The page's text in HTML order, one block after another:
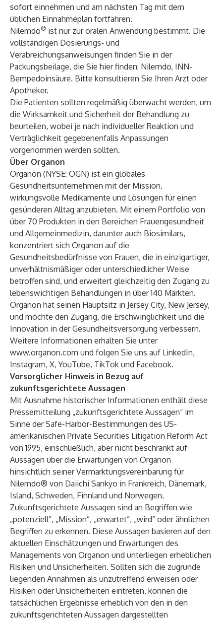
sofort einnehmen und am nächsten Tag mit dem
üblichen Einnahmeplan fortfahren.
Nilemdo® ist nur zur oralen Anwendung bestimmt. Die
vollständigen Dosierungs- und
Verabreichungsanweisungen finden Sie in der
Packungsbeilage, die Sie hier finden: Nilemdo, INN-
Bempedoinsäure. Bitte konsultieren Sie Ihren Arzt oder
Apotheker.
Die Patienten sollten regelmäßig überwacht werden, um
die Wirksamkeit und Sicherheit der Behandlung zu
beurteilen, wobei je nach individueller Reaktion und
Verträglichkeit gegebenenfalls Anpassungen
vorgenommen werden sollten.
Über Organon
Organon (NYSE: OGN) ist ein globales
Gesundheitsunternehmen mit der Mission,
wirkungsvolle Medikamente und Lösungen für einen
gesünderen Alltag anzubieten. Mit einem Portfolio von
über 70 Produkten in den Bereichen Frauengesundheit
und Allgemeinmedizin, darunter auch Biosimilars,
konzentriert sich Organon auf die
Gesundheitsbedürfnisse von Frauen, die in einzigartiger,
unverhältnismäßiger oder unterschiedlicher Weise
betroffen sind, und erweitert gleichzeitig den Zugang zu
lebenswichtigen Behandlungen in über 140 Märkten.
Organon hat seinen Hauptsitz in Jersey City, New Jersey,
und möchte den Zugang, die Erschwinglichkeit und die
Innovation in der Gesundheitsversorgung verbessern.
Weitere Informationen erhalten Sie unter
www.organon.com und folgen Sie uns auf LinkedIn,
Instagram, X, YouTube, TikTok und Facebook.
Vorsorglicher Hinweis in Bezug auf
zukunftsgerichtete Aussagen
Mit Ausnahme historischer Informationen enthält diese
Pressemitteilung „zukunftsgerichtete Aussagen“ im
Sinne der Safe-Harbor-Bestimmungen des US-
amerikanischen Private Securities Litigation Reform Act
von 1995, einschließlich, aber nicht beschränkt auf
Aussagen über die Erwartungen von Organon
hinsichtlich seiner Vermarktungsvereinbarung für
Nilemdo® von Daiichi Sankyo in Frankreich, Dänemark,
Island, Schweden, Finnland und Norwegen.
Zukunftsgerichtete Aussagen sind an Begriffen wie
„potenziell”, „Mission”, „erwartet”, „wird” oder ähnlichen
Begriffen zu erkennen. Diese Aussagen basieren auf den
aktuellen Einschätzungen und Erwartungen des
Managements von Organon und unterliegen erheblichen
Risiken und Unsicherheiten. Sollten sich die zugrunde
liegenden Annahmen als unzutreffend erweisen oder
Risiken oder Unsicherheiten eintreten, können die
tatsächlichen Ergebnisse erheblich von den in den
zukunftsgerichteten Aussagen dargestellten